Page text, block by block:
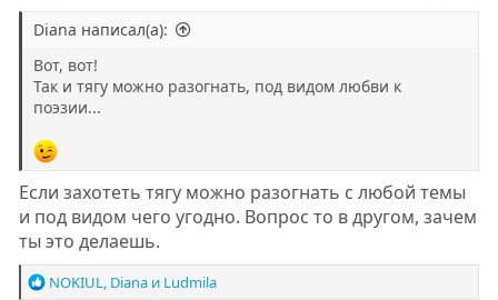
Diana написал(а):
Вот, вот!
Так и тягу можно разогнать, под видом любви к
поэзии...
Если захотеть тягу можно разогнать с любой темы
и под видом чего угодно. Вопрос то в другом, зачем
ты это делаешь.
РNOKIUL, Dianaи Ludmila